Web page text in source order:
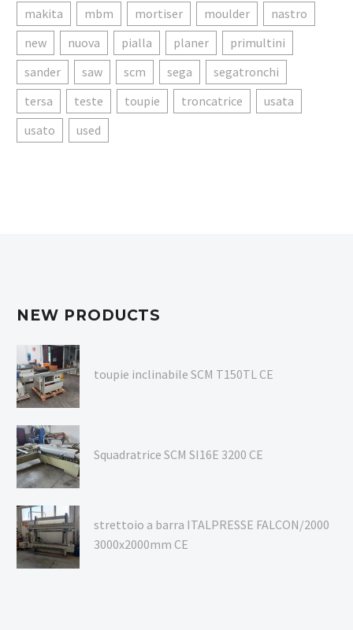
makita
mbm mortiser moulder
nastro
new
nuova pialla planer
primultini
sander
saw scm sega
segatronchi
tersa
teste toupie troncatrice
usata
usato
used
NEW PRODUCTS
toupie inclinabile SCM T150TL CE
Squadratrice SCM SI16E 3200 CE
strettoio a barra ITALPRESSE FALCON/2000
3000x2000mm CE